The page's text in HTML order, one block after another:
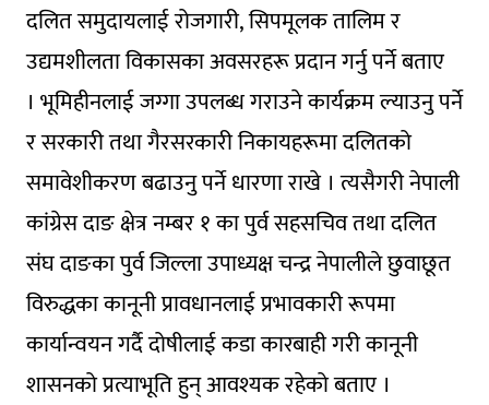
दलित समुदायलाई रोजगारी, सिपमूलक तालिम र
उद्यमशीलता विकासका अवसरहरू प्रदान गर्नु पर्ने बताए
। भूमिहीनलाई जग्गा उपलब्ध गराउने कार्यक्रम ल्याउनु पर्ने
र सरकारी तथा गैरसरकारी निकायहरूमा दलितको
समावेशीकरण बढाउनु पर्ने धारणा राखे । त्यसैगरी नेपाली
कांग्रेस दाङ क्षेत्र नम्बर १ का पुर्व सहसचिव तथा दलित
संघ दाङका पुर्व जिल्ला उपाध्यक्ष चन्द्र नेपालीले छुवाछूत
विरुद्धका कानूनी प्रावधानलाई प्रभावकारी रूपमा
कार्यान्वयन गर्दै दोषीलाई कडा कारबाही गरी कानूनी
शासनको प्रत्याभूति हुन् आवश्यक रहेको बताए ।